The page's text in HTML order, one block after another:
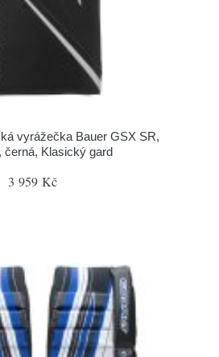
vyrážečka Bauer GSX SR,
černá, Klasický gard
3 959 Kč